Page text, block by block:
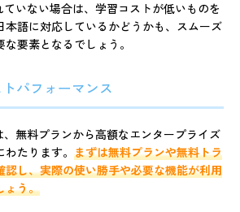
いない場合は、学習コストが低いものを
本語に対応しているかどうかも、スムーズ
要素となるでしょう。
パフォーマンス
無料プランから高額なエンタープライズ
たります。 まずは無料プランや無料トラ
認し、実際の使い勝手や必要な機能が利用
ょう。